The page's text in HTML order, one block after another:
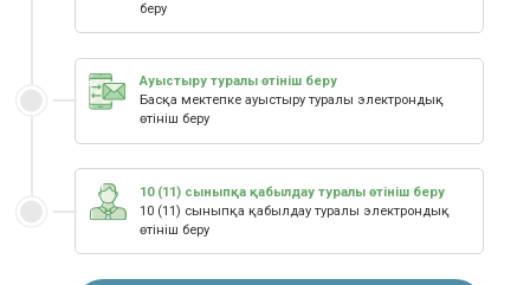
беру
Ауыстыру туралы өтініш беру
Басқа мектепке ауыстыру туралы электрондық
өтініш беру
10 (11) сыныпқа қабылдау туралы өтініш беру
10 (11) сыныпқа қабылдау туралы электрондық
өтініш беру